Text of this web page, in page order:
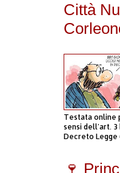
Città
Testata online
sensi dell'art. 3
Decreto Legge
🍷